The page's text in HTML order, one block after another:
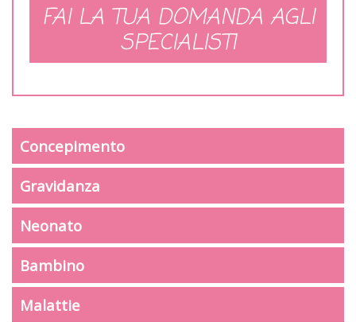
FAI LA TUA DOMANDA AGLI
SPECIALISTI
Concepimento
Gravidanza
Neonato
Bambino
Malattie